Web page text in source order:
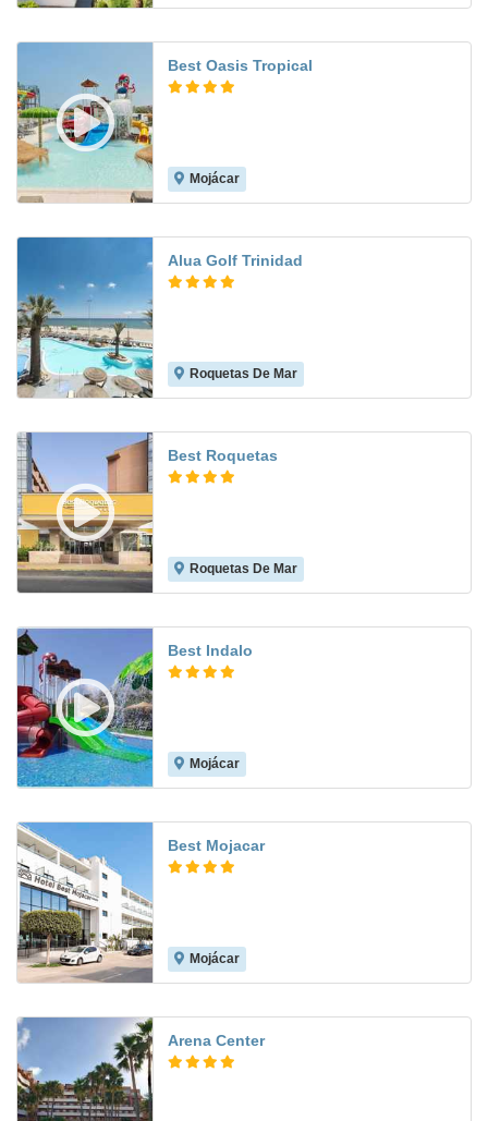
Best Oasis Tropical
Mojácar
Alua Golf Trinidad
Roquetas De Mar
Best Roquetas
Roquetas De Mar
Best Indalo
Mojácar
Best Mojacar
Mojácar
Arena Center